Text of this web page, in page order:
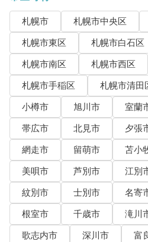
札幌市 札幌市中央区
札幌市東区
札幌市白石区
札幌市南区
札幌市西区
札幌市手稲区
札幌市清田
小樽市
旭川市 室蘭
帯広市
北見市 夕張
網走市
留萌市 苫小
美唄市
芦別市 江別
紋別市
士別市 名寄
根室市
千歳市 滝川
歌志内市
深川市 富